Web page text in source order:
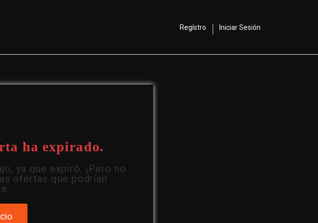
Regístro Iniciar Sesión
ha expirado.
ya que expiró. ¡Pero no
ofertas que podrían